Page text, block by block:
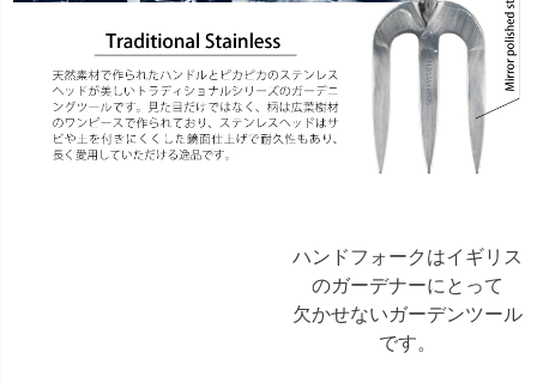
ハンドフォークはイギリス
のガーデナーにとって
欠かせないガーデンツール
です。